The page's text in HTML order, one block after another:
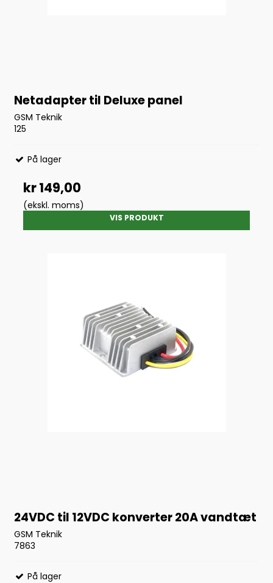
Netadapter til Deluxe panel
GSM Teknik
125
På lager
kr 149,00
(ekskl. moms)
VIS PRODUKT
24VDC til 12VDC konverter 20A vandtæt
GSM Teknik
7863
På lager